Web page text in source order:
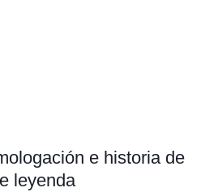
e historia de
leyenda